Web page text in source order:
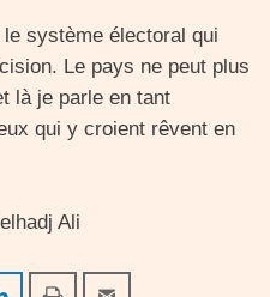
système électoral qui
Le pays ne peut plus
là je parle en tant
qui y croient rêvent en
Ali